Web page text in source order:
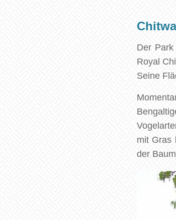
Der
Royal
Seine
mit Gras
der